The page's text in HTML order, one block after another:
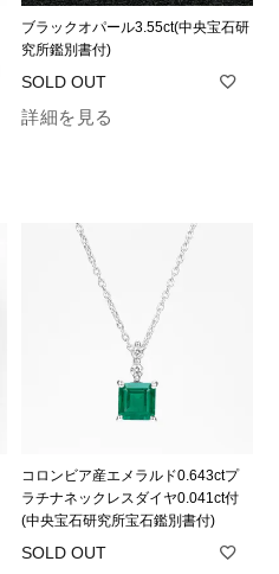
ブラックオパール3.55ct(中央宝石研
究所鑑別書付)
詳細を見る
コロンビア産エメラルド0.643ctプ
ラチナネックレスダイヤ0.041ct付
(中央宝石研究所宝石鑑別書付)